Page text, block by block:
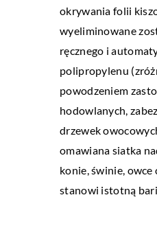
okrywania folii
wyeliminowane
ręcznego i
polipropylenu
powodzeniem
hodowlanych,
drzewek
omawiana siatka
konie, świnie,
stanowi istotną